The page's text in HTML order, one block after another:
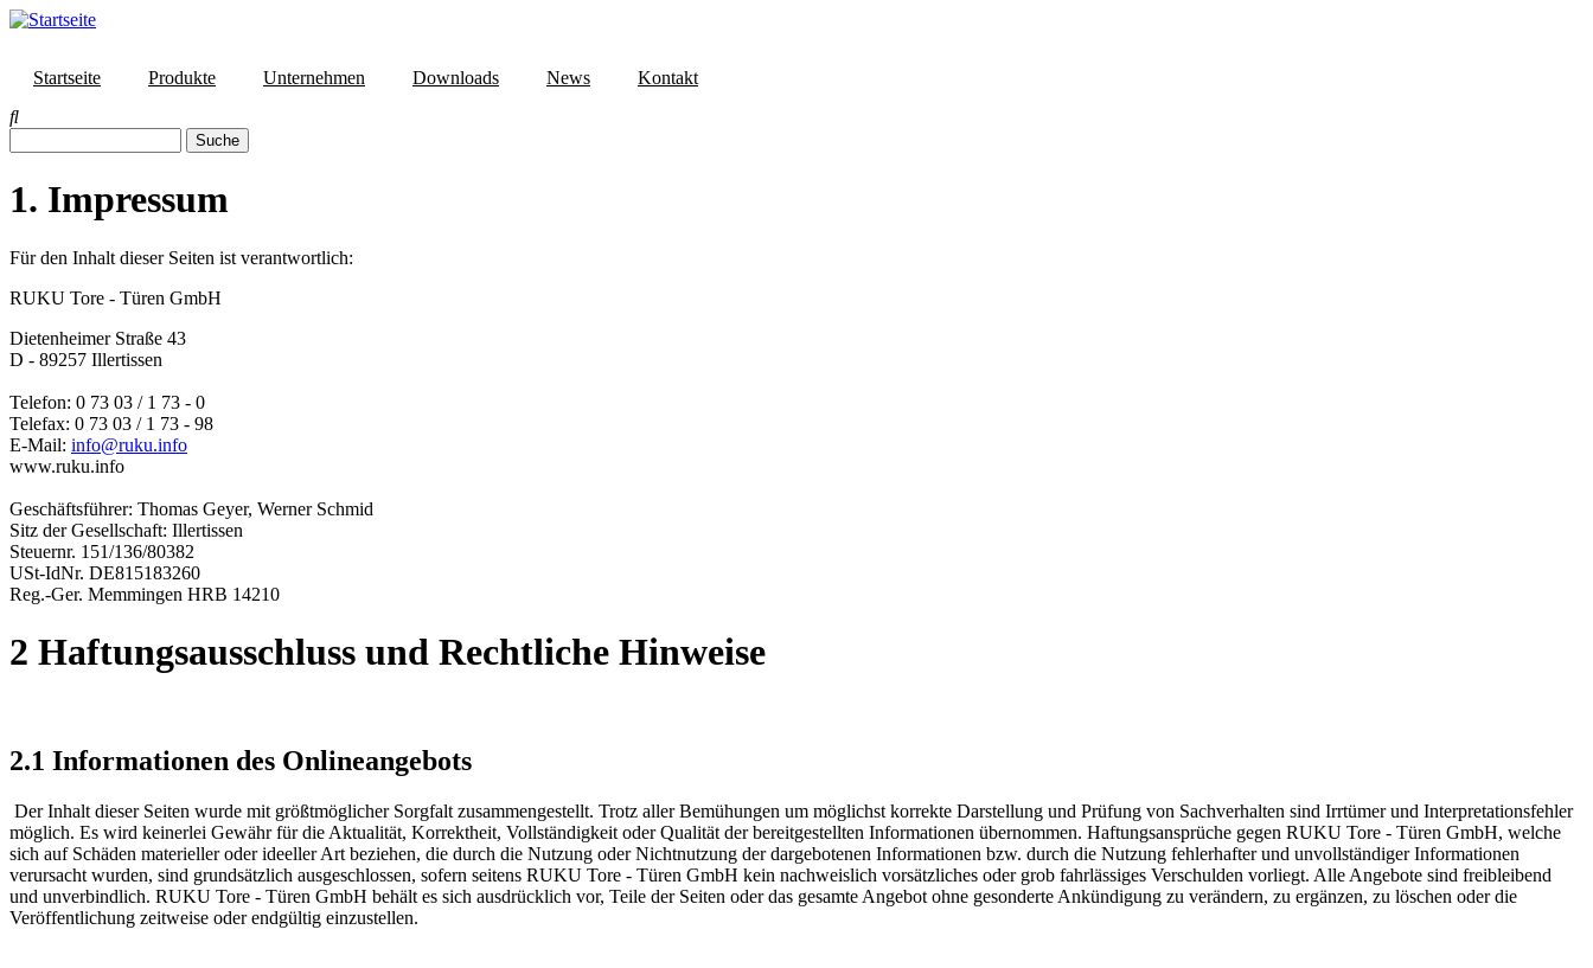
Direkt
Startseite Produkte Unternehmen Downloads News Kontakt
1. Impressum
Für den Inhalt dieser Seiten ist verantwortlich:
RUKU Tore - Türen GmbH
Dietenheimer Straße 43
D - 89257 Illertissen
Telefon: 0 73 03 / 1 73 - 0
Telefax: 0 73 03 / 1 73 - 98
E-Mail: info@ruku.info
www.ruku.info
Geschäftsführer: Thomas Geyer, Werner Schmid
Sitz der Gesellschaft: Illertissen
Steuernr. 151/136/80382
USt-IdNr. DE815183260
Reg.-Ger. Memmingen HRB 14210
2 Haftungsausschluss und Rechtliche Hinweise
2.1 Informationen des Onlineangebots
Der Inhalt dieser Seiten wurde mit größtmöglicher Sorgfalt zusammengestellt. Trotz aller Bemühungen um möglichst korrekte Darstellung und Prüfung von Sachverhalten sind Irrtümer und Interpretationsfehler
möglich. Es wird keinerlei Gewähr für die Aktualität, Korrektheit, Vollständigkeit oder Qualität der bereitgestellten Informationen übernommen. Haftungsansprüche gegen RUKU Tore - Türen GmbH, welche
sich auf Schäden materieller oder ideeller Art beziehen, die durch die Nutzung oder Nichtnutzung der dargebotenen Informationen bzw. durch die Nutzung fehlerhafter und unvollständiger Informationen
verursacht wurden, sind grundsätzlich ausgeschlossen, sofern seitens RUKU Tore - Türen GmbH kein nachweislich vorsätzliches oder grob fahrlässiges Verschulden vorliegt. Alle Angebote sind freibleibend
und unverbindlich. RUKU Tore - Türen GmbH behält es sich ausdrücklich vor, Teile der Seiten oder das gesamte Angebot ohne gesonderte Ankündigung zu verändern, zu ergänzen, zu löschen oder die
Veröffentlichung zeitweise oder endgültig einzustellen.